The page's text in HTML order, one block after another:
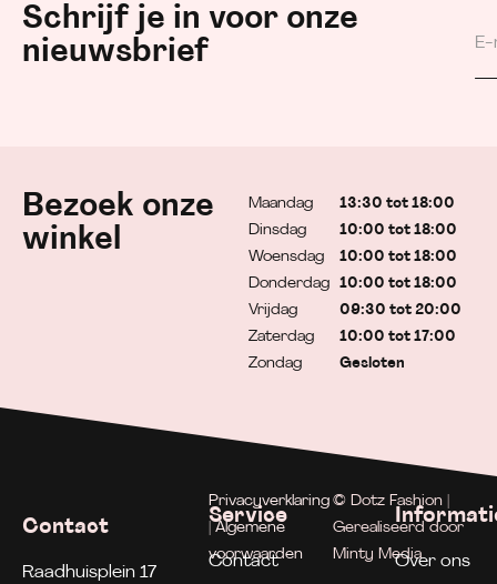
Schrijf je in voor onze
nieuwsbrief
Bezoek onze
winkel
Maandag
Dinsdag
Woensdag
Donderdag
Vrijdag
Zaterdag
Zondag
13:30 tot 18:00
10:00 tot 18:00
10:00 tot 18:00
10:00 tot 18:00
09:30 tot 20:00
10:00 tot 17:00
Gesloten
Contact
Raadhuisplein 17
Service
Contact
Over ons
Privacyverklaring
| Algemene
voorwaarden
© Dotz Fashion |
Gerealiseerd door
Minty Media